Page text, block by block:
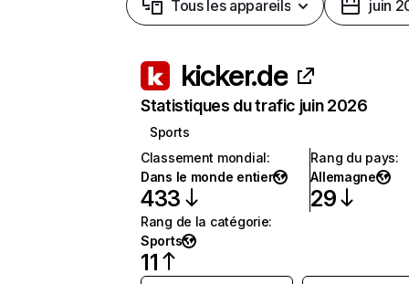
Tous les appareils juin
kicker.de
Statistiques du trafic juin 2026
Sports
Classement mondial:
Dans le monde entier
433
Rang du pays:
Allemagne
29
Rang de la catégorie:
Sports
11